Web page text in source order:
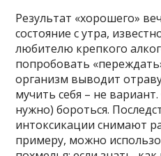
Результат «хорошего»
состояние с утра,
любителю крепкого
попробовать
организм выводит
мучить себя – не
нужно) бороться.
интоксикации снимают
примеру, можно